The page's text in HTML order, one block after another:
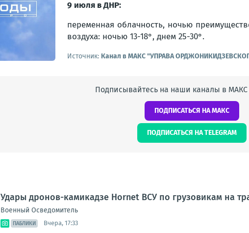
9 июля в ДНР:
переменная облачность, ночью
воздуха: ночью 13-18°, днем 25-30°.
Источник: Канал в МАКС "УПРАВА
Подписывайтесь на наши каналы в МАКС
ПОДПИСАТЬСЯ НА МАКС
ПОДПИСАТЬСЯ НА TELEGRAM
Удары дронов-камикадзе Hornet ВСУ по грузовикам на
Военный Осведомитель
ПАБЛИКИ Вчера, 17:33